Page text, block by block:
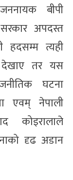
बीपी
अपदस्त
हदसम्म त्यही
देखाए तर यस
घटना
एवम् नेपाली
कोइरालाले
दृढ अडान